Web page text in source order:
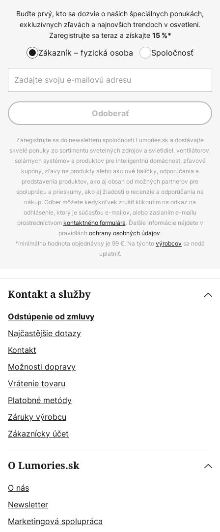
Buďte prvý, kto sa dozvie o našich špeciálnych ponukách,
exkluzívnych zľavách a najnovších trendoch v osvetlení.
Zaregistrujte sa teraz a získajte 15%*
Zákazník – fyzická osoba Spoločnosť
Odoberať
Zaregistrujte sa do newsletteru spoločnosti Lumories.sk a dostávajte
skvelé ponuky zo sortimentu svetelných zdrojov a svietidiel, ventilátorov,
solárnych systémov a produktov pre inteligentnú domácnosť, zľavové
kupóny, zľavy na produkty alebo akciové balíčky, odporúčania a
predstavenia produktov, ako aj obsah od možných partnerov pre
spoluprácu a prieskumy, ako aj žiadosti o recenzie a odporúčania na
nákup. Odber môžete kedykoľvek zrušiť kliknutím na odkaz na
odhlásenie, ktorý je súčasťou e-mailov, alebo zaslaním e-mailu
prostredníctvom kontaktného formulára. Ďalšie informácie nájdete v
pravidlách ochrany osobných údajov.
*minimálna hodnota objednávky je 99 €. Na týchtovýrobcov sa nedá
uplatniť.
Kontakt a služby
Odstúpenie od zmluvy
Najčastějšie dotazy
Kontakt
Možnosti dopravy
Vrátenie tovaru
Platobné metódy
Záruky výrobcu
Zákaznícky účet
O Lumories.sk
O nás
Newsletter
Marketingová spolupráca